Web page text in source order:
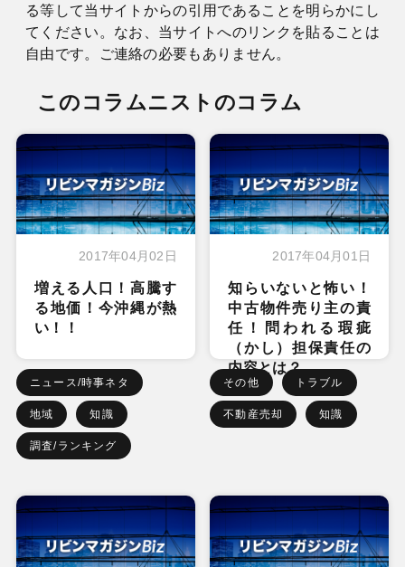
る等して当サイトからの引用であることを明らかにし
てください。なお、当サイトへのリンクを貼ることは
自由です。ご連絡の必要もありません。
このコラムニストのコラム
2017年04月02日
増える人口！高騰す
る地価！今沖縄が熱
い！！
ニュース/時事ネタ
地域 知識
調査/ランキング
2017年04月01日
知らいないと怖い！
中古物件売り主の責
任！問われる瑕疵
（かし）担保責任の
内容とは？
その他 トラブル
不動産売却 知識